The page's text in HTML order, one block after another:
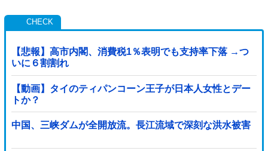
【悲報】高市内閣、消費税1％表明でも支持率下落 →つ
いに６割割れ
【動画】タイのティパンコーン王子が日本人女性とデー
トか？
中国、三峡ダムが全開放流。長江流域で深刻な洪水被害